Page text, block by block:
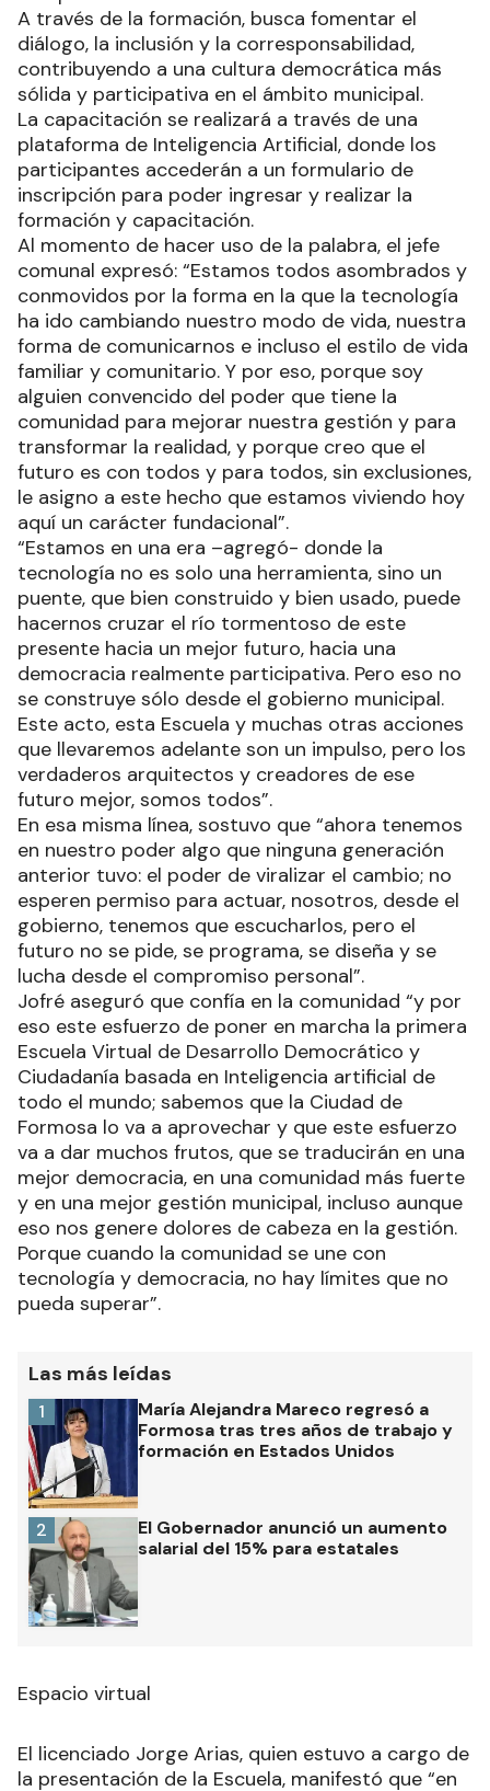
A través de la formación, busca fomentar el
diálogo, la inclusión y la corresponsabilidad,
contribuyendo a una cultura democrática más
sólida y participativa en el ámbito municipal.
La capacitación se realizará a través de una
plataforma de Inteligencia Artificial, donde los
participantes accederán a un formulario de
inscripción para poder ingresar y realizar la
formación y capacitación.
Al momento de hacer uso de la palabra, el jefe
comunal expresó: “Estamos todos asombrados y
conmovidos por la forma en la que la tecnología
ha ido cambiando nuestro modo de vida, nuestra
forma de comunicarnos e incluso el estilo de vida
familiar y comunitario. Y por eso, porque soy
alguien convencido del poder que tiene la
comunidad para mejorar nuestra gestión y para
transformar la realidad, y porque creo que el
futuro es con todos y para todos, sin exclusiones,
le asigno a este hecho que estamos viviendo hoy
aquí un carácter fundacional”.
“Estamos en una era –agregó- donde la
tecnología no es solo una herramienta, sino un
puente, que bien construido y bien usado, puede
hacernos cruzar el río tormentoso de este
presente hacia un mejor futuro, hacia una
democracia realmente participativa. Pero eso no
se construye sólo desde el gobierno municipal.
Este acto, esta Escuela y muchas otras acciones
que llevaremos adelante son un impulso, pero los
verdaderos arquitectos y creadores de ese
futuro mejor, somos todos”.
En esa misma línea, sostuvo que “ahora tenemos
en nuestro poder algo que ninguna generación
anterior tuvo: el poder de viralizar el cambio; no
esperen permiso para actuar, nosotros, desde el
gobierno, tenemos que escucharlos, pero el
futuro no se pide, se programa, se diseña y se
lucha desde el compromiso personal”.
Jofré aseguró que confía en la comunidad “y por
eso este esfuerzo de poner en marcha la primera
Escuela Virtual de Desarrollo Democrático y
Ciudadanía basada en Inteligencia artificial de
todo el mundo; sabemos que la Ciudad de
Formosa lo va a aprovechar y que este esfuerzo
va a dar muchos frutos, que se traducirán en una
mejor democracia, en una comunidad más fuerte
y en una mejor gestión municipal, incluso aunque
eso nos genere dolores de cabeza en la gestión.
Porque cuando la comunidad se une con
tecnología y democracia, no hay límites que no
pueda superar”.
Las más leídas
María Alejandra Mareco regresó a
Formosa tras tres años de trabajo y
formación en Estados Unidos
1
El Gobernador anunció un aumento
salarial del 15% para estatales
2
Espacio virtual
El licenciado Jorge Arias, quien estuvo a cargo de
la presentación de la Escuela, manifestó que “en